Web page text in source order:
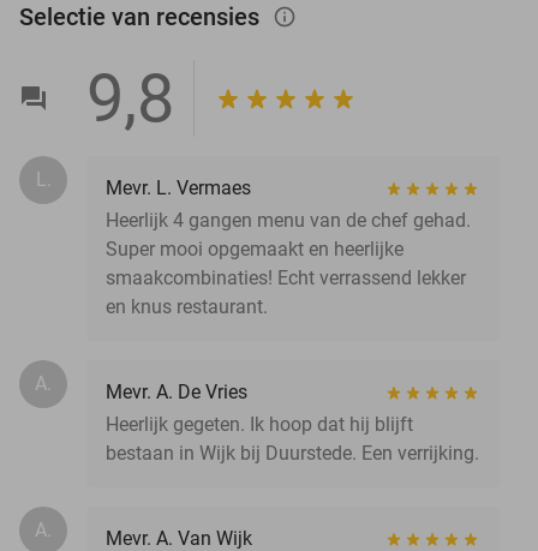
Selectie van recensies info_outlined
9,8
L.
Mevr. L. Vermaes
Heerlijk 4 gangen menu van de chef gehad.
Super mooi opgemaakt en heerlijke
smaakcombinaties! Echt verrassend lekker
en knus restaurant.
A.
Mevr. A. De Vries
Heerlijk gegeten. Ik hoop dat hij blijft
bestaan in Wijk bij Duurstede. Een verrijking.
A.
Mevr. A. Van Wijk